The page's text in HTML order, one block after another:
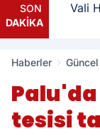
SON
DAKİKA
Vali
Haberler Güncel
tesisi